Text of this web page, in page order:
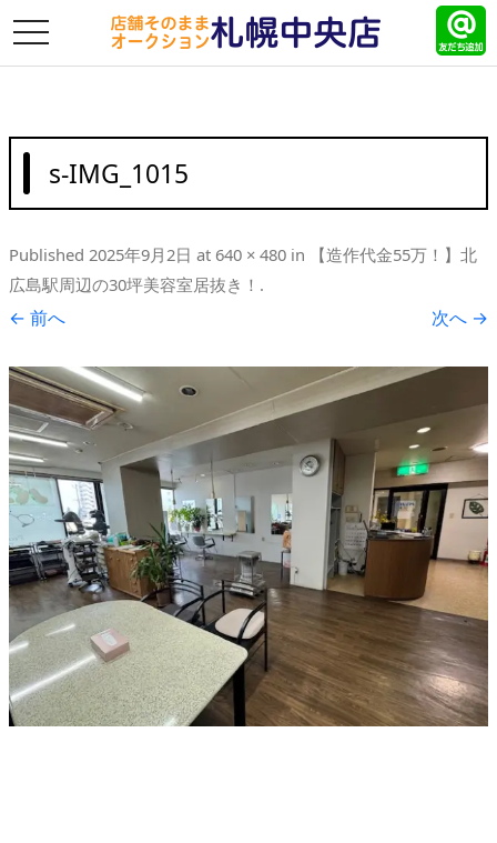
toggle
s-IMG_1015
Published 2025年9月2日 at 640 × 480 in
【造作代金55万！】北
広島駅周辺の30坪美容室居抜き！ .
← 前へ 次へ →